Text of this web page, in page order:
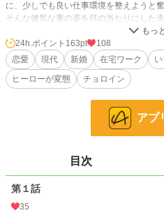
に、少しでも良い仕事環境を整えようと奮
そんな健気な妻の姿を目の当たりにした
全３話 ※タグにご注意ください/ムーンラ
小説 8,387 位 / 228,809 件
3,721 位 / 66,376 件
更新日時
24h.ポイント 163pt
108
恋愛
現代 新婚 在宅ワーク
ヒーローが変態
チョロイン
アプ
目次
第１話
35